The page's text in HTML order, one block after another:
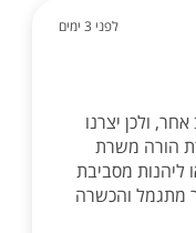
לפני 3 ימים
ולכן יצרנו
משרת הורה משרת
ליהנות מסביבת
מתגמל והכשרה